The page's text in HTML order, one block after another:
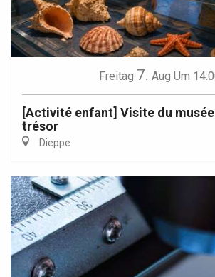
Freitag 7. Aug Um
[Activité enfant] Visite du
trésor
Dieppe